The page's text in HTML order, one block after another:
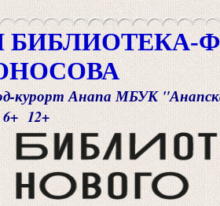
курорт Анапа МБУК
6+ 12+